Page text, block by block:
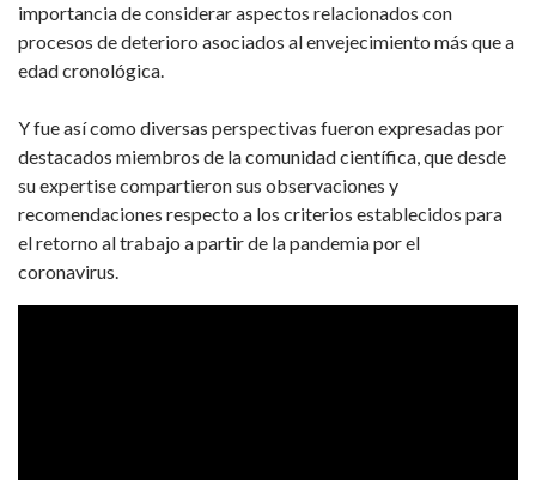
importancia de considerar aspectos relacionados con
procesos de deterioro asociados al envejecimiento más que a
edad cronológica.
Y fue así como diversas perspectivas fueron expresadas por
destacados miembros de la comunidad científica, que desde
su expertise compartieron sus observaciones y
recomendaciones respecto a los criterios establecidos para
el retorno al trabajo a partir de la pandemia por el
coronavirus.